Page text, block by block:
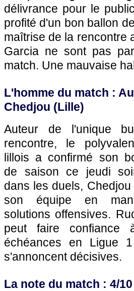
délivrance pour le
profité d'un bon ballon
maîtrise de la rencontre
Garcia ne sont pas
match. Une mauvaise
L'homme du match :
Chedjou (Lille)
Auteur de l'unique
rencontre, le
lillois a confirmé son
de saison ce jeudi
dans les duels,
son équipe en
solutions offensives.
peut faire confiance
échéances en Ligue
s'annoncent décisives.
La note du match : 4/10